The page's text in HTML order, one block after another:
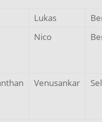
Lukas
Nico
Venusankar